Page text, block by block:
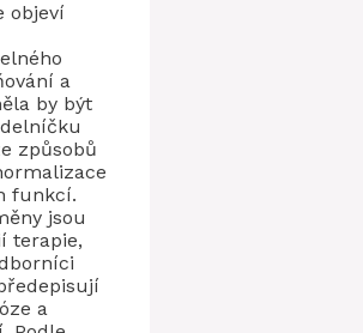
objeví
a
by být
způsobů
funkcí.
jsou
terapie,
a